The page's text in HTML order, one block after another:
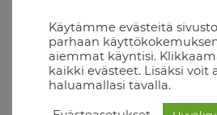
Käytämme evästeitä
parhaan
aiemmat käyntisi.
kaikki evästeet. Lisäksi voit
haluamallasi tavalla.